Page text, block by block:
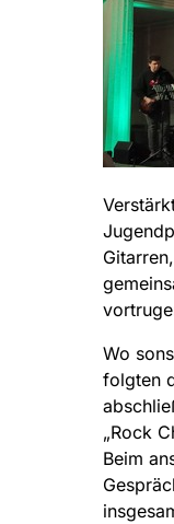
Wo
folgten
„Rock
Beim